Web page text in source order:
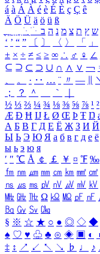
á à Á À é è É È ç Ç ê
Ä Ö Ü ä ö ü ß
ִֶֹ ֻּ ׁׂ ש ץ ת צ מ נ ה ב
‘ ’ “ ” 〔 〕 〈 〉 「 」
± × ÷ ≠ ≤ ≥ ∞ ∴ ♂ ♀ ∠
⊆ ⊇ ⊂ ⊃ ∪ ∩ ∧ ∨ ￢
、
。 · ‥ … ¨ 〃 ―
；
？ ＾ ｀
½ ⅓ ⅔ ¼ ¾ ⅛ ⅜ ⅝ ⅞ ¹ ²
Æ Ð Ħ Ĳ Ł Ø Œ Þ Ŧ Ŋ
А Б В Г Д Е Ё Ж З И Й
Ы Ь Э Ю Я а б в г д е ё
ы ь э ю я
′ ″ ℃ Å ￠ ￡ ￥ ¤ ℉ ‰
㎙ ㎚ ㎛ ㎜ ㎝ ㎞ ㎟ ㎠
㎱ ㎲ ㎳ ㎴ ㎵ ㎶ ㎷ ㎸
㎒ ㎓ ㎔ Ω ㏀ ㏁ ㎊ ㎋
㏃ ㏉ ㏜ ㏆
§ ※ ☆ ★ ○ ● ◎ ◇ ◆
♠ ♡ ♥ ♧ ♣ ⊙ ◈ ▣ ◐
‡ ↕ ↗ ↙ ↖ ↘ ♭ ♩ ♪